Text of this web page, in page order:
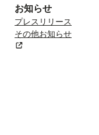
お知らせ
プレスリリース
その他お知らせ
新規タブまたはウィン